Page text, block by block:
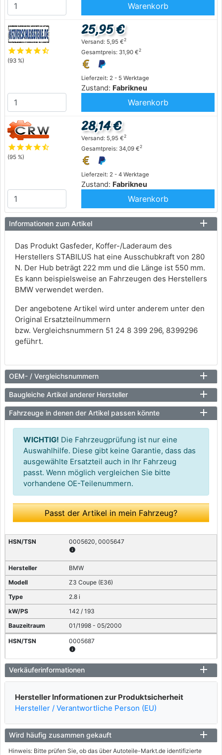
Warenkorb
starstarstarstarstar_half
(93 %)
Lieferzeit: 2 - 5 Werktage
Zustand: Fabrikneu
25,95 €
Versand: 5,95 €2
Gesamtpreis: 31,90 €2
Warenkorb
starstarstarstarstar_half
(95 %)
Lieferzeit: 2 - 4 Werktage
Zustand: Fabrikneu
28,14 €
Versand: 5,95 €2
Gesamtpreis: 34,09 €2
Warenkorb
Informationen zum Artikel
Das Produkt Gasfeder, Koffer-/Laderaum des
Herstellers STABILUS hat eine Ausschubkraft von 280
N. Der Hub beträgt 222 mm und die Länge ist 550 mm.
Es kann beispielsweise an Fahrzeugen des Herstellers
BMW verwendet werden.
Der angebotene Artikel wird unter anderem unter den
Original Ersatzteilnummern
bzw. Vergleichsnummern 51 24 8 399 296, 8399296
geführt.
OEM- / Vergleichsnummern
Baugleiche Artikel anderer Hersteller
Fahrzeuge in denen der Artikel passen könnte
WICHTIG! Die Fahrzeugprüfung ist nur eine
Auswahlhilfe. Diese gibt keine Garantie, dass das
ausgewählte Ersatzteil auch in Ihr Fahrzeug
passt. Wenn möglich vergleichen Sie bitte
vorhandene OE-Teilenummern.
Passt der Artikel in mein Fahrzeug?
0005620, 0005647
info
BMW
Z3 Coupe (E36)
2.8 i
142 / 193
01/1998 - 05/2000
0005687
info
BMW
Z3 Coupe (E36)
3.0 i
170 / 231
06/2000 - 06/2003
7909310
info
Verkäuferinformationen
Hersteller Informationen zur Produktsicherheit
Hersteller / Verantwortliche Person (EU)
Wird häufig zusammen gekauft
Hinweis: Bitte prüfen Sie, ob das über Autoteile-Markt.de identifizierte